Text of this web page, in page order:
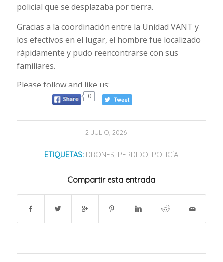
policial que se desplazaba por tierra.
Gracias a la coordinación entre la Unidad VANT y
los efectivos en el lugar, el hombre fue localizado
rápidamente y pudo reencontrarse con sus
familiares.
Please follow and like us:
0
2 JULIO, 2026
/
ETIQUETAS: DRONES, PERDIDO, POLICÍA
Compartir esta entrada